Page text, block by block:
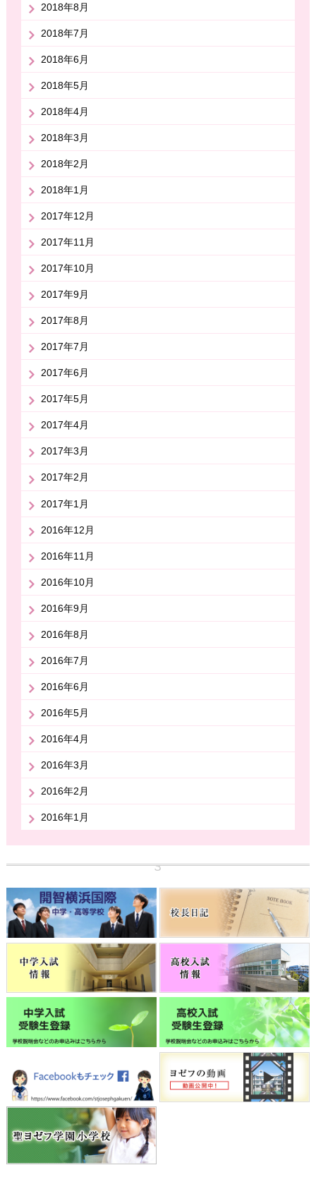
2018年8月
2018年7月
2018年6月
2018年5月
2018年4月
2018年3月
2018年2月
2018年1月
2017年12月
2017年11月
2017年10月
2017年9月
2017年8月
2017年7月
2017年6月
2017年5月
2017年4月
2017年3月
2017年2月
2017年1月
2016年12月
2016年11月
2016年10月
2016年9月
2016年8月
2016年7月
2016年6月
2016年5月
2016年4月
2016年3月
2016年2月
2016年1月